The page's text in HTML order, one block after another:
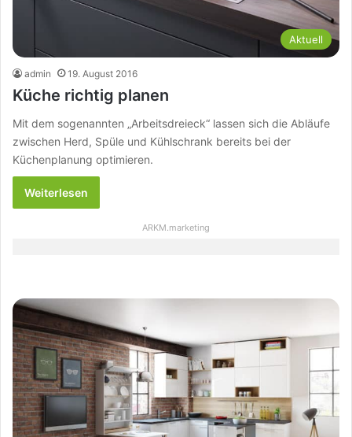
Aktuell
admin 19. August 2016
Küche richtig planen
Mit dem sogenannten „Arbeitsdreieck“ lassen sich die Abläufe
zwischen Herd, Spüle und Kühlschrank bereits bei der
Küchenplanung optimieren.
Weiterlesen
ARKM.marketing